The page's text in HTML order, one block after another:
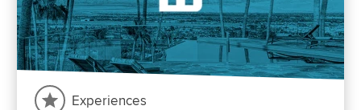
Experiences